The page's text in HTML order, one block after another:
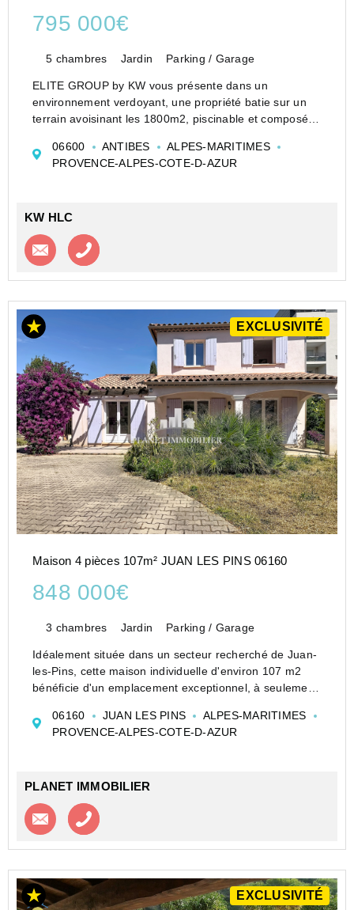
795 000€
5 chambres Jardin Parking / Garage
ELITE GROUP by KW vous présente dans un
environnement verdoyant, une propriété batie sur un
terrain avoisinant les 1800m2, piscinable et composée
nombreuses possibilités d'aménagement,.
IDEAL RESIDE...
06600 ANTIBES
ALPES-MARITIMES
PROVENCE-ALPES-COTE-D-AZUR
KW HLC
Contacter l'agence
EXCLUSIVITÉ
Maison 4 pièces 107m² JUAN LES PINS 06160
848 000€
3 chambres Jardin Parking / Garage
Idéalement située dans un secteur recherché de Juan-
les-Pins, cette maison individuelle d'environ 107 m2
bénéficie d'un emplacement exceptionnel, à seulement
centre-ville, tout en profitant d'un...
06160 JUAN LES PINS
ALPES-MARITIMES
PROVENCE-ALPES-COTE-D-AZUR
PLANET IMMOBILIER
Contacter l'agence
EXCLUSIVITÉ